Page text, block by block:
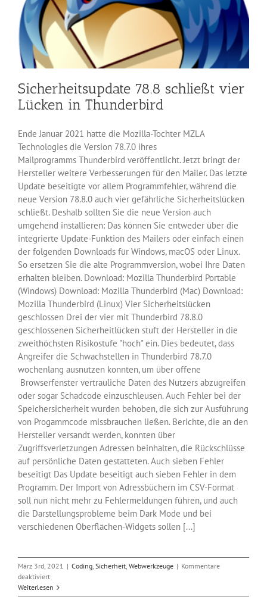
Sicherheitsupdate 78.8 schließt vier
Lücken in Thunderbird
Ende Januar 2021 hatte die Mozilla-Tochter MZLA
Technologies die Version 78.7.0 ihres
Mailprogramms Thunderbird veröffentlicht. Jetzt bringt der
Hersteller weitere Verbesserungen für den Mailer. Das letzte
Update beseitigte vor allem Programmfehler, während die
neue Version 78.8.0 auch vier gefährliche Sicherheitslücken
schließt. Deshalb sollten Sie die neue Version auch
umgehend installieren: Das können Sie entweder über die
integrierte Update-Funktion des Mailers oder einfach einen
der folgenden Downloads für Windows, macOS oder Linux.
So ersetzen Sie die alte Programmversion, wobei Ihre Daten
erhalten bleiben. Download: Mozilla Thunderbird Portable
(Windows) Download: Mozilla Thunderbird (Mac) Download:
Mozilla Thunderbird (Linux) Vier Sicherheitslücken
geschlossen Drei der vier mit Thunderbird 78.8.0
geschlossenen Sicherheitlücken stuft der Hersteller in die
zweithöchsten Risikostufe "hoch" ein. Dies bedeutet, dass
Angreifer die Schwachstellen in Thunderbird 78.7.0
wochenlang ausnutzen konnten, um über offene
Browserfenster vertrauliche Daten des Nutzers abzugreifen
oder sogar Schadcode einzuschleusen. Auch Fehler bei der
Speichersicherheit wurden behoben, die sich zur Ausführung
von Progammcode missbrauchen ließen. Berichte, die an den
Hersteller versandt werden, konnten über
Zugriffsverletzungen Adressen beinhalten, die Rückschlüsse
auf persönliche Daten gestatteten. Auch sieben Fehler
beseitigt Das Update beseitigt auch sieben Fehler in dem
Programm. Der Import von Adressbüchern im CSV-Format
soll nun nicht mehr zu Fehlermeldungen führen, und auch
die Darstellungsprobleme beim Dark Mode und bei
verschiedenen Oberflächen-Widgets sollen [...]
März 3rd, 2021 | Coding, Sicherheit, Webwerkzeuge | Kommentare
deaktiviertfür
Sicherheitsupdate
78.8
Weiterlesen